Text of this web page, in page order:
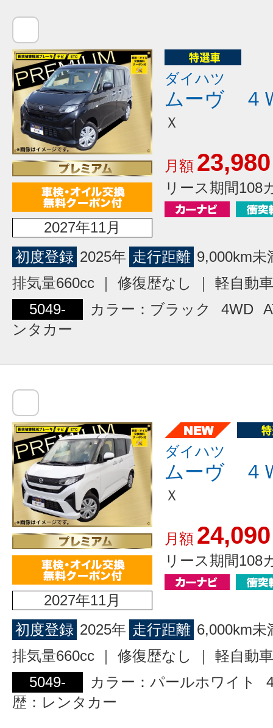
2027年11月
ダイハツ
ムーヴ ４
Ｘ
月額 23,980
リース期間108
初度登録 2025年 走行距離 9,000km未
排気量660cc ｜ 修復歴なし ｜ 軽自動車
5049-
カラー：ブラック 4WD
ンタカー
2027年11月
ダイハツ
ムーヴ ４
Ｘ
月額 24,090
リース期間108
初度登録 2025年 走行距離 6,000km未
排気量660cc ｜ 修復歴なし ｜ 軽自動車
5049-
カラー：パールホワイト
歴：レンタカー